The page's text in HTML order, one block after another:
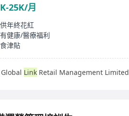
25K/月
年終花紅
健康/醫療福利
津貼
Global Link Retail Management Limited